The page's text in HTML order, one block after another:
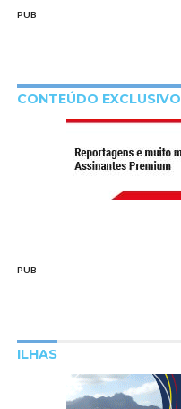
PUB
CONTEÚDO EXCLUSIVO
PUB
ILHAS